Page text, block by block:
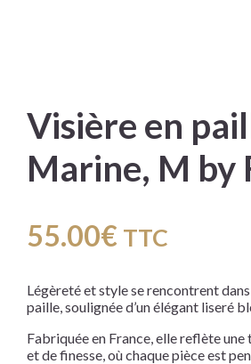
Visière en
Marine, M by
55.00€ TTC
Légèreté et style se rencontrent
paille, soulignée d’un élégant liseré
Fabriquée en France, elle reflète une
et de finesse, où chaque pièce est